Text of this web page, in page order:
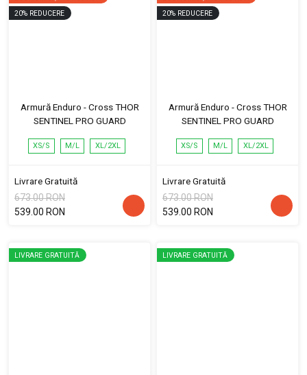
20% REDUCERE
Armură Enduro - Cross THOR
SENTINEL PRO GUARD
XS/S M/L XL/2XL
Livrare Gratuită
673.00 RON
539.00 RON
20% REDUCERE
Armură Enduro - Cross THOR
SENTINEL PRO GUARD
XS/S M/L XL/2XL
Livrare Gratuită
673.00 RON
539.00 RON
LIVRARE GRATUITĂ LIVRARE GRATUITĂ